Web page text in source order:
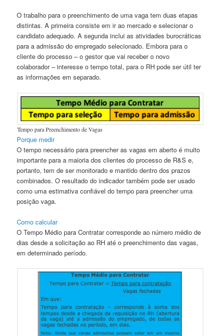
O trabalho para o preenchimento de uma vaga tem duas etapas
distintas. A primeira consiste em ir ao mercado e selecionar o
candidato adequado. A segunda inclui as atividades burocráticas
para a admissão do empregado selecionado. Embora para o
cliente do processo – o gestor que vai receber o novo
colaborador – interesse o tempo total, para o RH pode ser útil ter
as informações em separado.
Tempo para Preenchimento de Vagas
Porque medir
O tempo necessário para preencher as vagas em aberto é muito
importante para a maioria dos clientes do processo de R&S e,
portanto, tem de ser monitorado e mantido dentro dos prazos
combinados. O resultado do indicador também pode ser usado
como uma estimativa confiável do tempo para preencher uma
posição vaga.
Como calcular
O Tempo Médio para Contratar corresponde ao número médio de
dias desde a solicitação ao RH até o preenchimento das vagas,
em determinado período.